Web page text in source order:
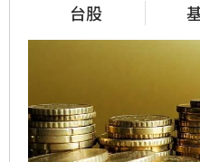
台股